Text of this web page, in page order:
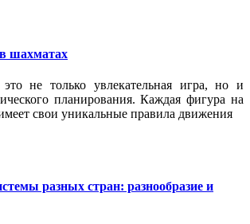
шахматах
не только увлекательная игра, но и
планирования. Каждая фигура на
свои уникальные правила движения
разных стран: разнообразие и